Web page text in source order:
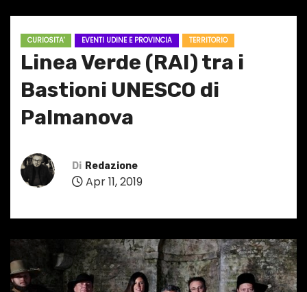
CURIOSITA' EVENTI UDINE E PROVINCIA TERRITORIO
Linea Verde (RAI) tra i
Bastioni UNESCO di
Palmanova
Di Redazione
Apr 11, 2019